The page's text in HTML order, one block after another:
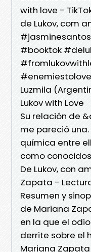
with love -
de Lukov, com
#booktok
Luzmila
Lukov with Love
Su relación de
me pareció
química entre
como
De Lukov, con
Zapata -
Resumen y
de Mariana
en la que el
derrite sobre el
Mariana